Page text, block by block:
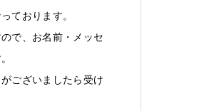
ております。
で、お名前・メッセ
ございましたら受け